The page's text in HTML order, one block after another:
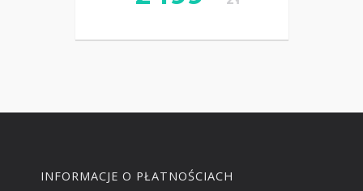
INFORMACJE O PŁATNOŚCIACH